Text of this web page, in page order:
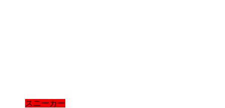
スニーカー